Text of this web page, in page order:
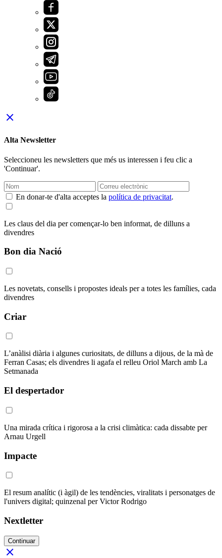
close
Alta Newsletter
Seleccioneu les newsletters que més us interessen i feu clic a
'Continuar'.
En donar-te d'alta acceptes la política de privacitat.
Les claus del dia per començar-lo ben informat, de dilluns a
divendres
Bon dia Nació
Les novetats, consells i propostes ideals per a totes les famílies, cada
divendres
Criar
L’anàlisi diària i algunes curiositats, de dilluns a dijous, de la mà de
Ferran Casas; els divendres li agafa el relleu Oriol March amb La
Setmanada
El despertador
Una mirada crítica i rigorosa a la crisi climàtica: cada dissabte per
Arnau Urgell
Impacte
El resum analític (i àgil) de les tendències, viralitats i personatges de
l'univers digital; quinzenal per Victor Rodrigo
Nextletter
Continuar
close